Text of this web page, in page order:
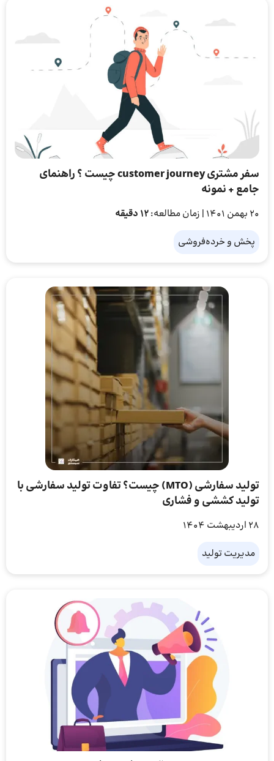
سفر مشتری customer journey چیست ؟ راهنمای
جامع + نمونه
20 بهمن 1401 | زمان مطالعه:12 دقیقه
پخش و خرده‌فروشی
تولید سفارشی (MTO) چیست؟ تفاوت تولید سفارشی با
تولید کششی و فشاری
28 اردیبهشت 1404
مدیریت تولید